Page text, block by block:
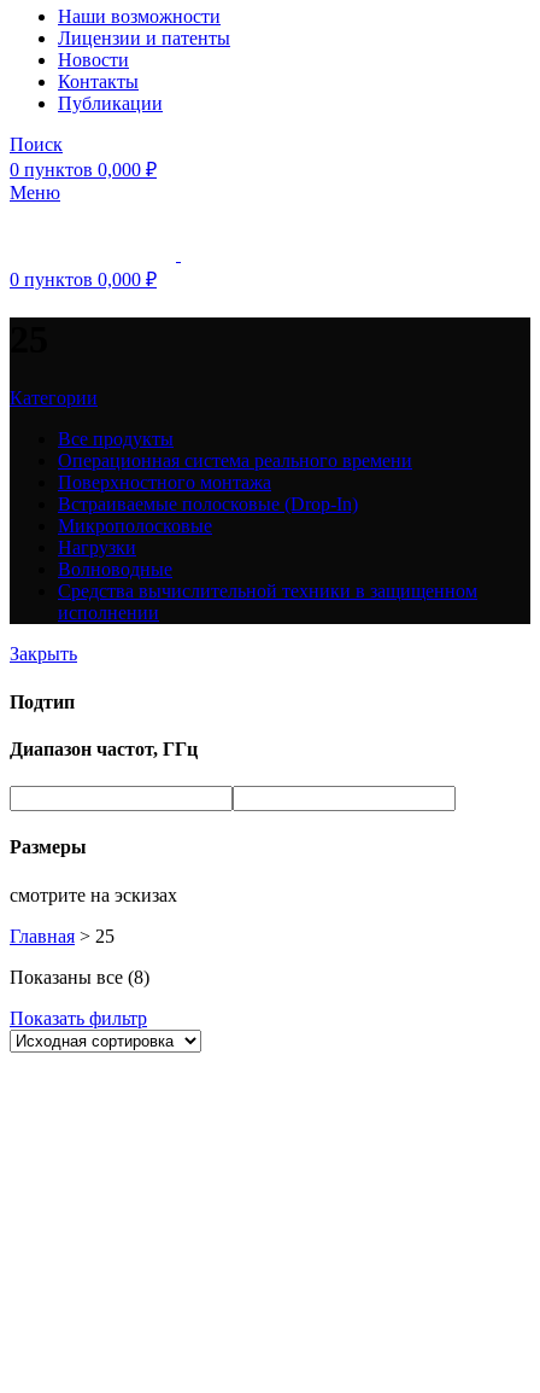
Наши возможности
Лицензии и патенты
Новости
Контакты
Публикации
Поиск
0 пунктов 0,000 ₽
Меню
0 пунктов 0,000 ₽
Категории
Все продукты
Операционная система реального времени
Поверхностного монтажа
Встраиваемые полосковые (Drop-In)
Микрополосковые
Нагрузки
Волноводные
Средства вычислительной техники в защищенном
исполнении
Закрыть
Подтип
Диапазон частот, ГГц
Размеры
смотрите на эскизах
Главная > 25
Показаны все (8)
Показать фильтр